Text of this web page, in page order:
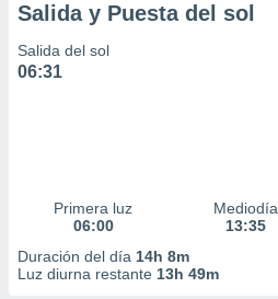
Salida y Puesta del sol
Salida del sol
06:31
Primera luz
06:00
Mediodía
13:35
Duración del día 14h 8m
Luz diurna restante 13h 49m